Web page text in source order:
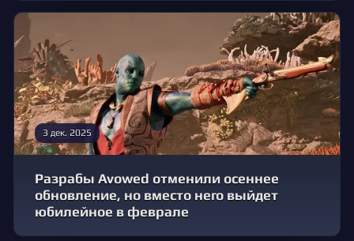
3 дек. 2025
Разрабы Avowed отменили осеннее
обновление, но вместо него выйдет
юбилейное в феврале